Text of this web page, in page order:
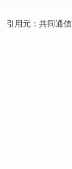
引用元：共同通信